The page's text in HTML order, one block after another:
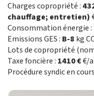
Charges copropriété :
chauffage; entretien)
Consommation énergie :
Emissions GES : B-8 kg
Lots de copropriété
Taxe foncière : 1410 €€/
Procédure syndic en cours